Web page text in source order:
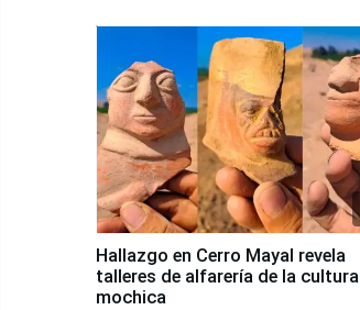
Hallazgo en Cerro Mayal revela
talleres de alfarería de la cultura
mochica